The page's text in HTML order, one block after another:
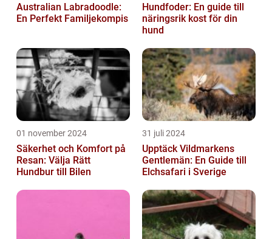
Australian Labradoodle:
En Perfekt Familjekompis
Hundfoder: En guide till
näringsrik kost för din
hund
01 november 2024
Säkerhet och Komfort på
Resan: Välja Rätt
Hundbur till Bilen
31 juli 2024
Upptäck Vildmarkens
Gentlemän: En Guide till
Elchsafari i Sverige